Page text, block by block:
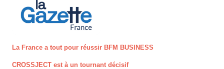
La France a tout pour réussir BFM BUSINESS
CROSSJECT est à un tournant décisif